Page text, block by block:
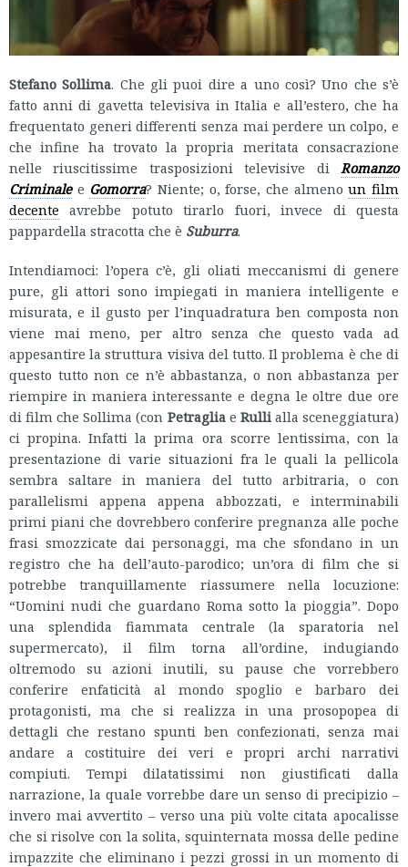
Stefano Sollima. Che gli puoi dire a uno così? Uno che s’è
fatto anni di gavetta televisiva in Italia e all’estero, che ha
frequentato generi differenti senza mai perdere un colpo, e
che infine ha trovato la propria meritata consacrazione
nelle riuscitissime trasposizioni televisive di Romanzo
Criminalee Gomorra? Niente; o, forse, che almenoun film
decente avrebbe potuto tirarlo fuori, invece di questa
pappardella stracotta che è Suburra.
Intendiamoci: l’opera c’è, gli oliati meccanismi di genere
pure, gli attori sono impiegati in maniera intelligente e
misurata, e il gusto per l’inquadratura ben composta non
viene mai meno, per altro senza che questo vada ad
appesantire la struttura visiva del tutto. Il problema è che di
questo tutto non ce n’è abbastanza, o non abbastanza per
riempire in maniera interessante e degna le oltre due ore
di film che Sollima (con Petragliae Rullialla sceneggiatura)
ci propina. Infatti la prima ora scorre lentissima, con la
presentazione di varie situazioni fra le quali la pellicola
sembra saltare in maniera del tutto arbitraria, o con
parallelismi appena appena abbozzati, e interminabili
primi piani che dovrebbero conferire pregnanza alle poche
frasi smozzicate dai personaggi, ma che sfondano in un
registro che ha dell’auto-parodico; un’ora di film che si
potrebbe tranquillamente riassumere nella locuzione:
“Uomini nudi che guardano Roma sotto la pioggia”. Dopo
una splendida fiammata centrale (la sparatoria nel
supermercato), il film torna all’ordine, indugiando
oltremodo su azioni inutili, su pause che vorrebbero
conferire enfaticità al mondo spoglio e barbaro dei
protagonisti, ma che si realizza in una prosopopea di
dettagli che restano spunti ben confezionati, senza mai
andare a costituire dei veri e propri archi narrativi
compiuti. Tempi dilatatissimi non giustificati dalla
narrazione, la quale vorrebbe dare un senso di precipizio –
invero mai avvertito – verso una più volte citata apocalisse
che si risolve con la solita, squinternata mossa delle pedine
impazzite che eliminano i pezzi grossi in un momento di